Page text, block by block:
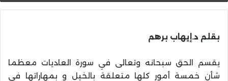
بقلم د.إيهاب برهم
يقسم الحق سبحانه وتعالى في سورة العاديات معظما
شأن خمسة أمور كلها متعلقة بالخيل و بمهاراتها في